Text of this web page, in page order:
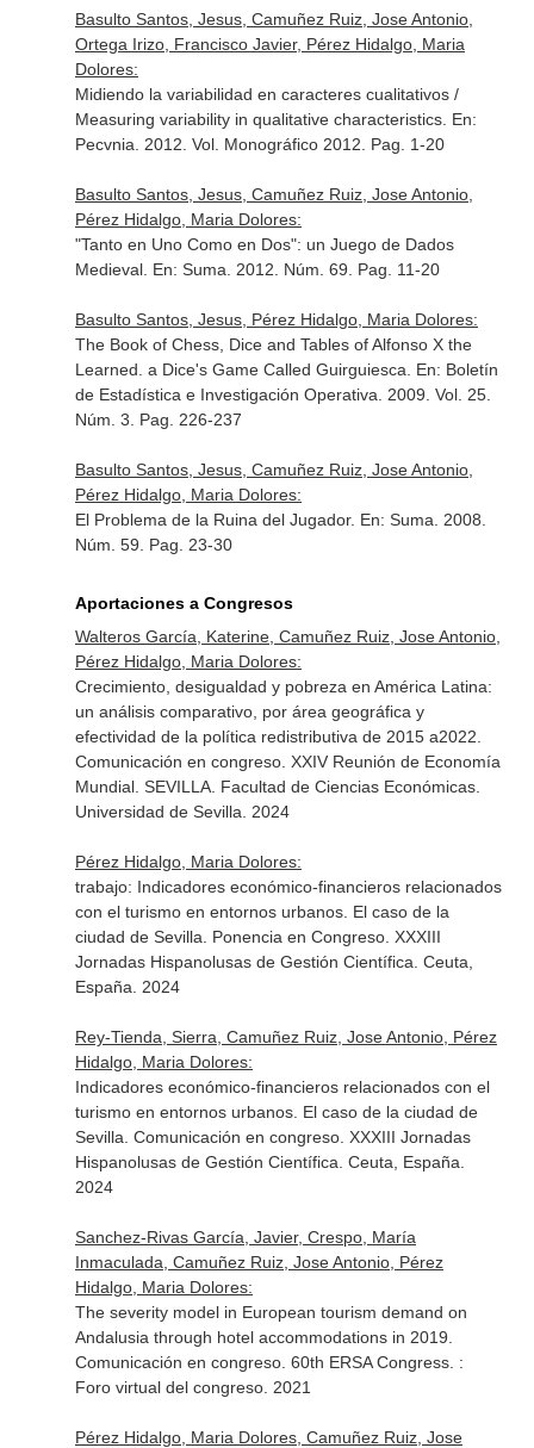
Basulto Santos, Jesus, Camuñez Ruiz, Jose Antonio,
Ortega Irizo, Francisco Javier, Pérez Hidalgo, Maria
Dolores:
Midiendo la variabilidad en caracteres cualitativos /
Measuring variability in qualitative characteristics. En:
Pecvnia . 2012. Vol. Monográfico 2012. Pag. 1-20
Basulto Santos, Jesus, Camuñez Ruiz, Jose Antonio,
Pérez Hidalgo, Maria Dolores:
"Tanto en Uno Como en Dos": un Juego de Dados
Medieval. En: Suma . 2012. Núm. 69. Pag. 11-20
Basulto Santos, Jesus, Pérez Hidalgo, Maria Dolores:
The Book of Chess, Dice and Tables of Alfonso X the
Learned. a Dice's Game Called Guirguiesca. En: Boletín
de Estadística e Investigación Operativa . 2009. Vol. 25.
Núm. 3. Pag. 226-237
Basulto Santos, Jesus, Camuñez Ruiz, Jose Antonio,
Pérez Hidalgo, Maria Dolores:
El Problema de la Ruina del Jugador. En: Suma . 2008.
Núm. 59. Pag. 23-30
Aportaciones a Congresos
Walteros García, Katerine, Camuñez Ruiz, Jose Antonio,
Pérez Hidalgo, Maria Dolores:
Crecimiento, desigualdad y pobreza en América Latina:
un análisis comparativo, por área geográfica y
efectividad de la política redistributiva de 2015 a2022.
Comunicación en congreso. XXIV Reunión de Economía
Mundial. SEVILLA. Facultad de Ciencias Económicas.
Universidad de Sevilla. 2024
Pérez Hidalgo, Maria Dolores:
trabajo: Indicadores económico-financieros relacionados
con el turismo en entornos urbanos. El caso de la
ciudad de Sevilla. Ponencia en Congreso. XXXIII
Jornadas Hispanolusas de Gestión Científica. Ceuta,
España. 2024
Rey-Tienda, Sierra, Camuñez Ruiz, Jose Antonio, Pérez
Hidalgo, Maria Dolores:
Indicadores económico-financieros relacionados con el
turismo en entornos urbanos. El caso de la ciudad de
Sevilla. Comunicación en congreso. XXXIII Jornadas
Hispanolusas de Gestión Científica. Ceuta, España.
2024
Sanchez-Rivas García, Javier, Crespo, María
Inmaculada, Camuñez Ruiz, Jose Antonio, Pérez
Hidalgo, Maria Dolores:
The severity model in European tourism demand on
Andalusia through hotel accommodations in 2019.
Comunicación en congreso. 60th ERSA Congress. :
Foro virtual del congreso. 2021
Pérez Hidalgo, Maria Dolores, Camuñez Ruiz, Jose